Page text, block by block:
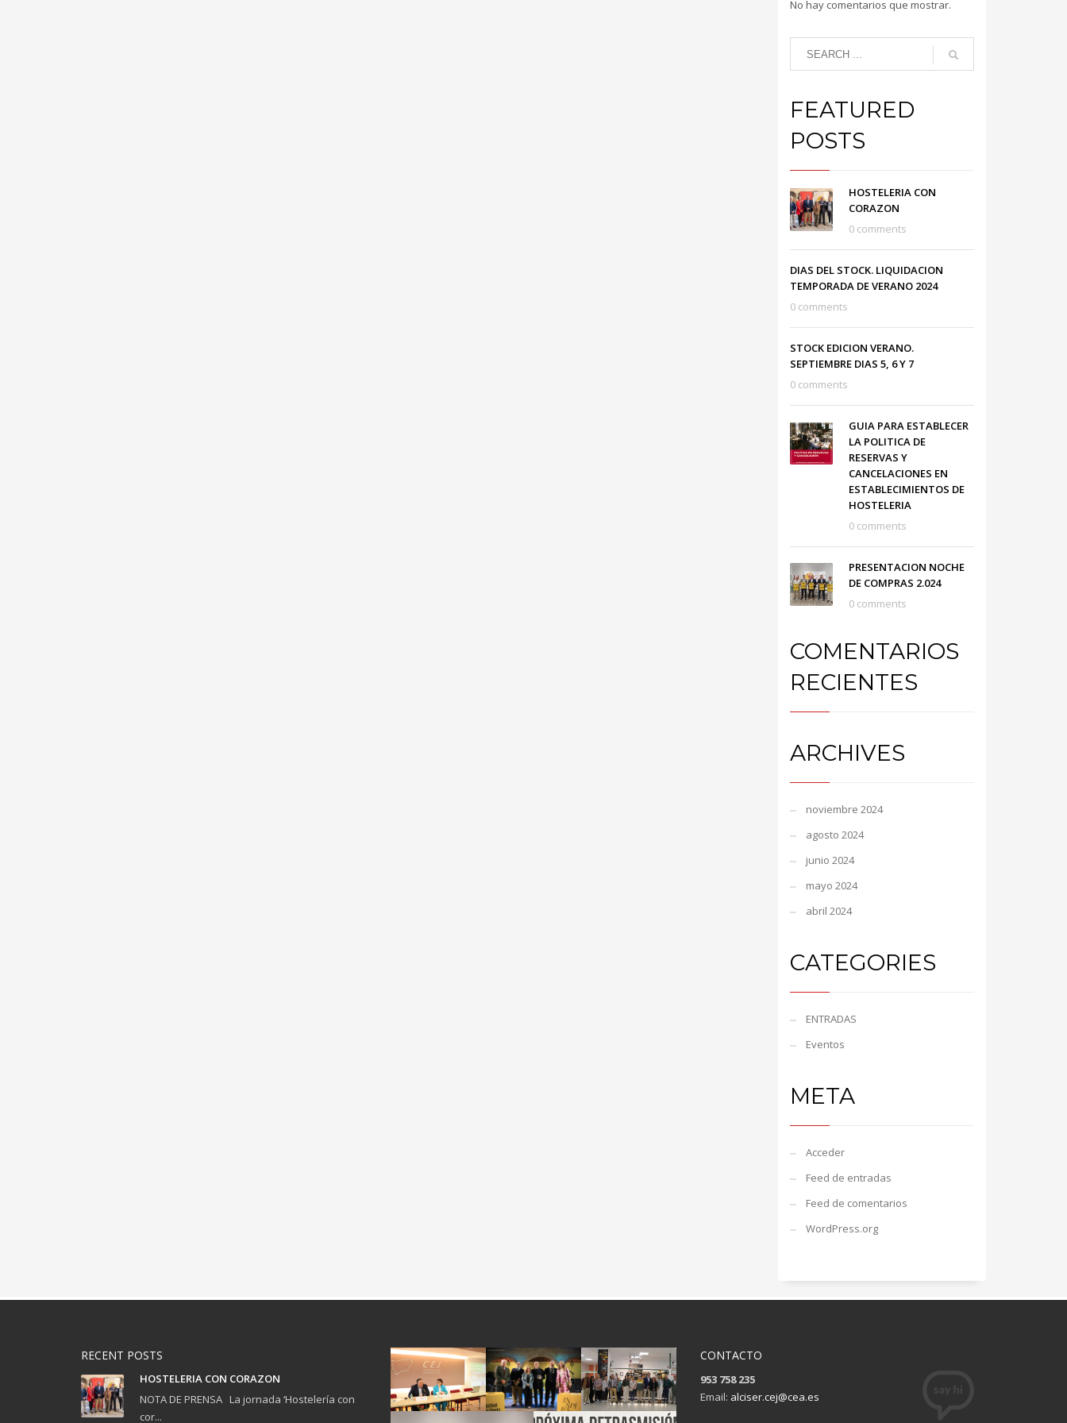
No hay comentarios que mostrar.
FEATURED
POSTS
HOSTELERIA CON
CORAZON
0 comments
DIAS DEL STOCK. LIQUIDACION
TEMPORADA DE VERANO 2024
0 comments
STOCK EDICION VERANO.
SEPTIEMBRE DIAS 5, 6 Y 7
0 comments
GUIA PARA ESTABLECER
LA POLITICA DE
RESERVAS Y
CANCELACIONES EN
ESTABLECIMIENTOS DE
HOSTELERIA
0 comments
PRESENTACION NOCHE
DE COMPRAS 2.024
0 comments
COMENTARIOS
RECIENTES
ARCHIVES
noviembre 2024
agosto 2024
junio 2024
mayo 2024
abril 2024
CATEGORIES
ENTRADAS
Eventos
META
Acceder
Feed de entradas
Feed de comentarios
WordPress.org
RECENT POSTS
HOSTELERIA CON CORAZON
NOTA DE PRENSA La jornada ‘Hostelería con
cor...
CONTACTO
953 758 235
Email: alciser.cej@cea.es